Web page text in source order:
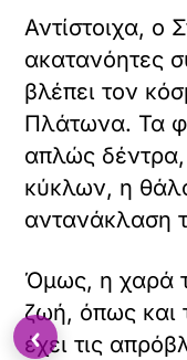
Αντίστοιχα, ο
ακατανόητες
βλέπει τον
Πλάτωνα. Τα
απλώς
κύκλων, η
αντανάκλαση
Όμως, η χαρά
ζωή, όπως και
έχει τις
‹